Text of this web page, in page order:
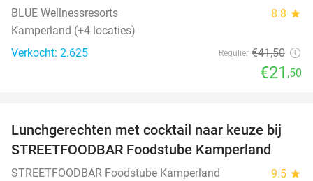
BLUE Wellnessresorts 8.8 star
Kamperland (+4 locaties)
Verkocht: 2.625
Regulier €41,50
€21 ,50
41%
Lunchgerechten met cocktail naar keuze bij
STREETFOODBAR Foodstube Kamperland
STREETFOODBAR Foodstube Kamperland 9.5 star